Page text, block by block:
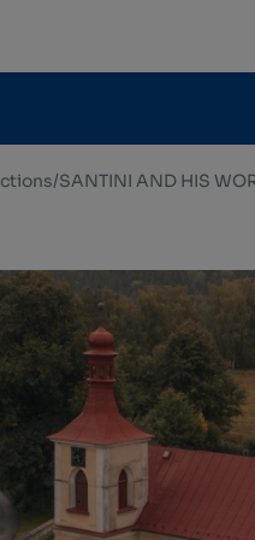
/SANTINI AND HIS